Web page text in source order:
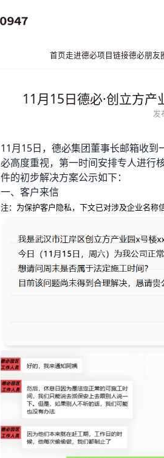
首页走进德必项目链接德必朋友
11月15日德必·创立方
发
11月15日， 德必集团董事长邮箱收到
必高度重视，第一时间安排专人进行
件的初步解决方案公示如下：
一、客户来信
注：为保护客户隐私，下文已对涉及企业名称